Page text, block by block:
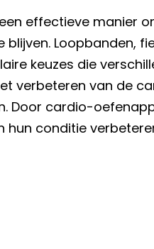
effectieve manier
Loopbanden,
keuzes die
verbeteren van de
Door cardio-
hun conditie